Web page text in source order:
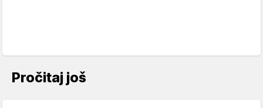
Pročitaj još